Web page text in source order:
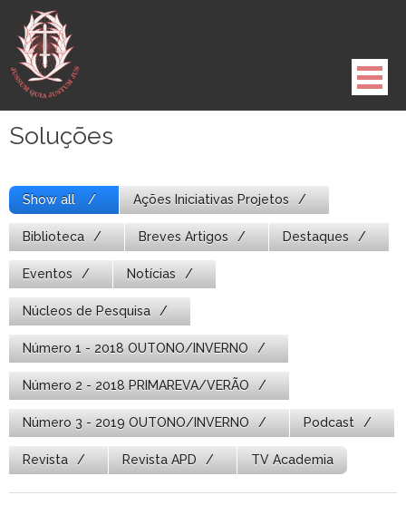
para
conteúdo
Soluções
Show all Ações Iniciativas Projetos
Biblioteca Breves Artigos Destaques
Eventos Notícias
Núcleos de Pesquisa
Número 1 - 2018 OUTONO/INVERNO
Número 2 - 2018 PRIMAREVA/VERÃO
Número 3 - 2019 OUTONO/INVERNO Podcast
Revista Revista APD TV Academia